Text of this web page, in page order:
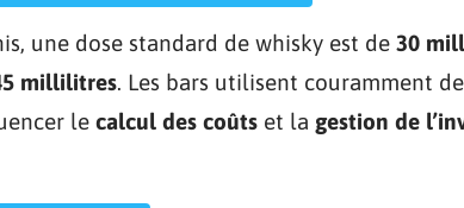
une dose standard de whisky est de 30
millilitres. Les bars utilisent couramment
le calcul des coûts et la gestion de